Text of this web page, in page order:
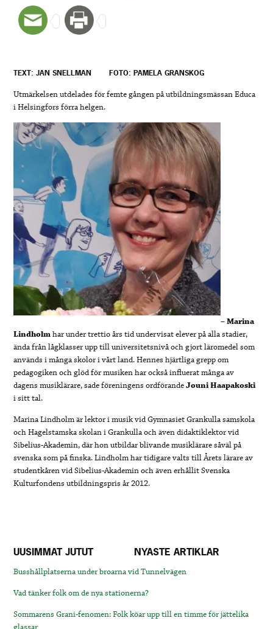
TEXT: JAN SNELLMAN FOTO: PAMELA GRANSKOG
Utmärkelsen utdelades för femte gången på utbildningsmässan Educa
i Helsingfors förra helgen.
–Marina
Lindholmhar under trettio års tid undervisat elever på alla stadier,
ända från lågklasser upp till universitetsnivå och gjort läromedel som
används i många skolor i vårt land. Hennes hjärtliga grepp om
pedagogiken och glöd för musiken har också influerat många av
dagens musiklärare, sade föreningens ordförandeJouni Haapakoski
i sitt tal.
Marina Lindholm är lektor i musik vid Gymnasiet Grankulla samskola
och Hagelstamska skolan i Grankulla och även didaktiklektor vid
Sibelius-Akademin, där hon utbildar blivande musiklärare såväl på
svenska som på finska. Lindholm har tidigare valts till Årets lärare av
studentkåren vid Sibelius-Akademin och även erhållit Svenska
Kulturfondens utbildningspris år 2012.
UUSIMMAT JUTUT NYASTE ARTIKLAR
Busshållplatserna under broarna vid Tunnelvägen
Vad tänker folk om de nya stationerna?
Sommarens Grani-fenomen: Folk köar upp till en timme för jättelika